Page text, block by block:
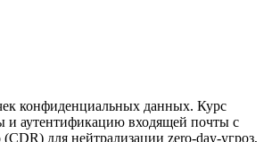
конфиденциальных данных. Курс
и аутентификацию входящей почты с
для нейтрализации zero‑day‑угроз,